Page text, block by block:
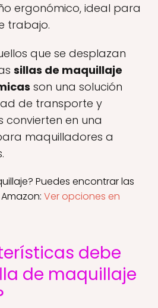
ergonómico, ideal para
trabajo.
que se desplazan
sillas de maquillaje
son una solución
de transporte y
en una
maquilladores a
Puedes encontrar las
Ver opciones en
debe
de maquillaje